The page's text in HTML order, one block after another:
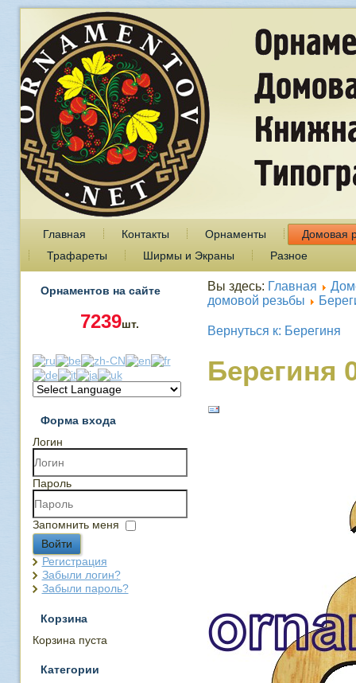
Главная Контакты Орнаменты
Домовая
Трафареты
Ширмы и Экраны Разное
Орнаментов на сайте
7239шт.
Форма входа
Логин
Пароль
Запомнить меня
Войти
Регистрация
Забыли логин?
Забыли пароль?
Корзина
Корзина пуста
Категории
Вы здесь: Главная
домовой резьбы
Вернуться к: Берегиня
Берегиня